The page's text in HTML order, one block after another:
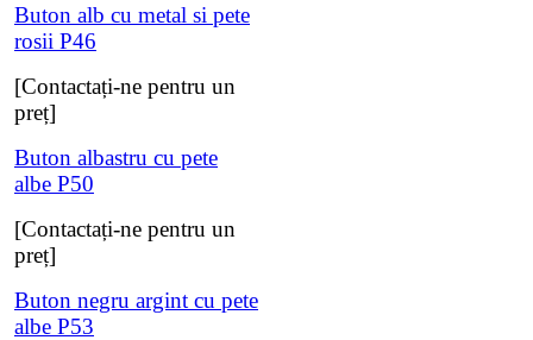
Buton alb cu metal si pete
rosii P46
[Contactați-ne pentru un
preț]
Buton albastru cu pete
albe P50
[Contactați-ne pentru un
preț]
Buton negru argint cu pete
albe P53